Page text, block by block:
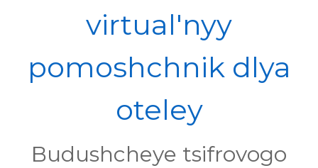
virtual'nyy
pomoshchnik dlya
oteley
Budushcheye tsifrovogo